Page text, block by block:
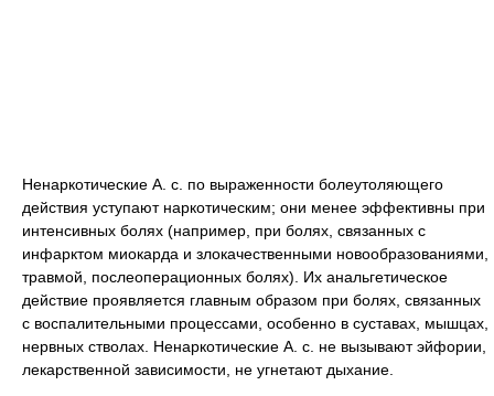
Ненаркотические А. с. по выраженности болеутоляющего
действия уступают наркотическим; они менее эффективны при
интенсивных болях (например, при болях, связанных с
инфарктом миокарда и злокачественными новообразованиями,
травмой, послеоперационных болях). Их анальгетическое
действие проявляется главным образом при болях, связанных
с воспалительными процессами, особенно в суставах, мышцах,
нервных стволах. Ненаркотические А. с. не вызывают эйфории,
лекарственной зависимости, не угнетают дыхание.